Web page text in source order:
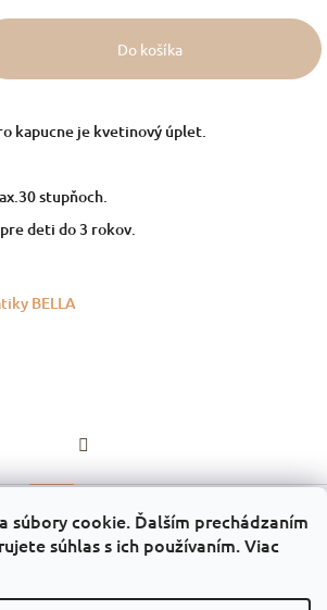
súbory cookie. Ďalším prechádzaním
súhlas s ich používaním. Viac
Do košíka
kapucne je kvetinový úplet.
stupňoch.
deti do 3 rokov.
BELLA